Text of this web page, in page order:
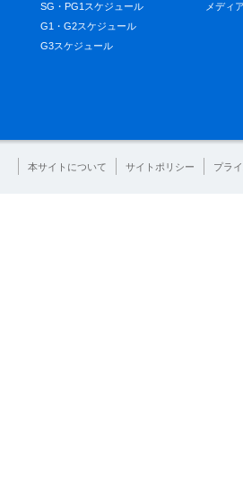
SG・PG1スケジュール
G1・G2スケジュール
G3スケジュール
メディ
本サイトについて サイトポリシー プラ